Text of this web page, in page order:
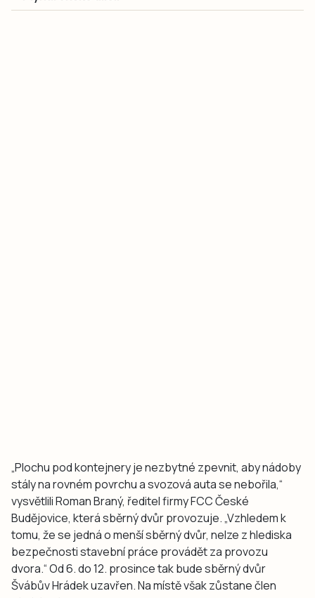
„Plochu pod kontejnery je nezbytné zpevnit, aby nádoby
stály na rovném povrchu a svozová auta se nebořila,“
vysvětlili Roman Braný, ředitel firmy FCC České
Budějovice, která sběrný dvůr provozuje. „Vzhledem k
tomu, že se jedná o menší sběrný dvůr, nelze z hlediska
bezpečnosti stavební práce provádět za provozu
dvora.“ Od 6. do 12. prosince tak bude sběrný dvůr
Švábův Hrádek uzavřen. Na místě však zůstane člen